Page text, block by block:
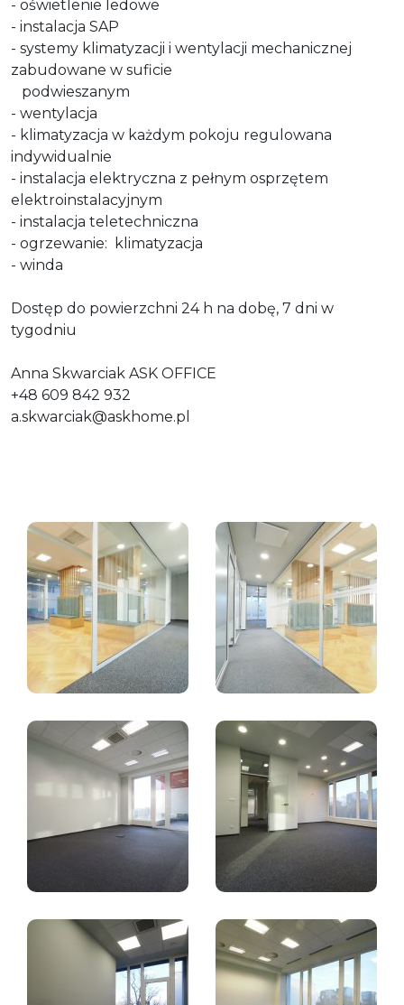
- oświetlenie ledowe
- instalacja SAP
- systemy klimatyzacji i wentylacji mechanicznej
zabudowane w suficie
podwieszanym
- wentylacja
- klimatyzacja w każdym pokoju regulowana
indywidualnie
- instalacja elektryczna z pełnym osprzętem
elektroinstalacyjnym
- instalacja teletechniczna
- ogrzewanie:
klimatyzacja
- winda
Dostęp do powierzchni 24 h na dobę, 7 dni w
tygodniu
Anna Skwarciak ASK OFFICE
+48 609 842 932
a.skwarciak@askhome.pl